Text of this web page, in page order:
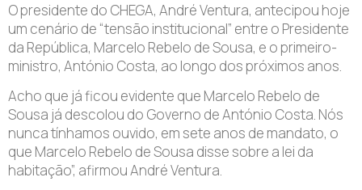
O presidente do CHEGA, André Ventura, antecipou hoje
um cenário de “tensão institucional” entre o Presidente
da República, Marcelo Rebelo de Sousa, e o primeiro-
ministro, António Costa, ao longo dos próximos anos.
Acho que já ficou evidente que Marcelo Rebelo de
Sousa já descolou do Governo de António Costa. Nós
nunca tínhamos ouvido, em sete anos de mandato, o
que Marcelo Rebelo de Sousa disse sobre a lei da
habitação”, afirmou André Ventura.